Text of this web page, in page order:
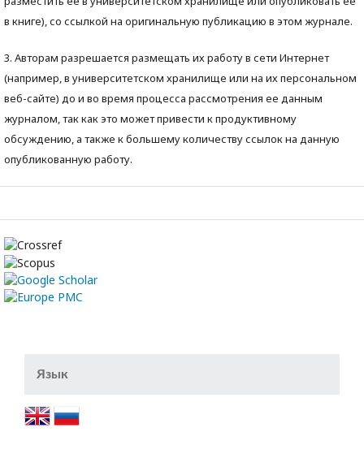
в книге), со ссылкой на оригинальную публикацию в этом журнале.
3. Авторам разрешается размещать их работу в сети Интернет
(например, в университетском хранилище или на их персональном
веб-сайте) до и во время процесса рассмотрения ее данным
журналом, так как это может привести к продуктивному
обсуждению, а также к большему количеству ссылок на данную
опубликованную работу.
Язык